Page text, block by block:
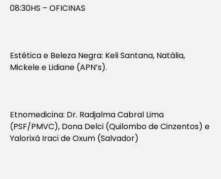
08:30HS – OFICINAS
Estética e Beleza Negra: Keli Santana, Natália,
Mickele e Lidiane (APN’s).
Etnomedicina: Dr. Radjalma Cabral Lima
(PSF/PMVC), Dona Delci (Quilombo de Cinzentos) e
Yalorixá Iraci de Oxum (Salvador)